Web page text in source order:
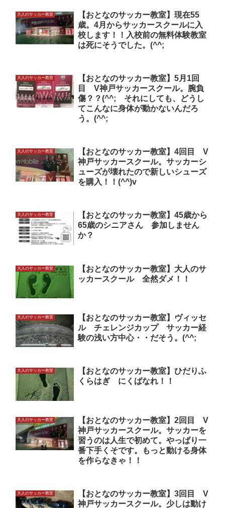
大人のサッカー教室
【おとなのサッカー教室】現在55
歳。4月からサッカースクールに入
校します！！入校前の無料体験教室
は死にそうでした。(^^;
大人のサッカー教室
【おとなのサッカー教室】5月1回
目 V神戸サッカースクール。腕負
傷？？(^^; それにしても、どうし
てこんなに身体が動かないんだろ
う。(^^;
大人のサッカー教室
【おとなのサッカー教室】4回目 V
神戸サッカースクール。サッカーシ
ューズが壊れたので新しいシューズ
を購入！！(^^)v
大人のサッカー教室
【おとなのサッカー教室】45歳から
65歳のシニアさん 参加しません
か？
大人のサッカー教室
【おとなのサッカー教室】大人のサ
ッカースクール 全然ダメ！！
大人のサッカー教室
【おとなのサッカー教室】ヴィッセ
ル チェレンジカップ サッカー経
験の浅い方中心・・だそう。(^^;
大人のサッカー教室
【おとなのサッカー教室】ひだりふ
くらはぎ にくばなれ！！
大人のサッカー教室
【おとなのサッカー教室】2回目 V
神戸サッカースクール。サッカーを
習うのは人生で初めて。やっぱり一
番下手くそです。もっと動ける身体
を作らなきゃ！！
大人のサッカー教室
【おとなのサッカー教室】3回目 V
神戸サッカースクール。少しは動け